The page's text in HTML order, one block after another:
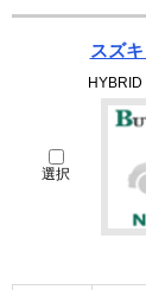
スズ
選択